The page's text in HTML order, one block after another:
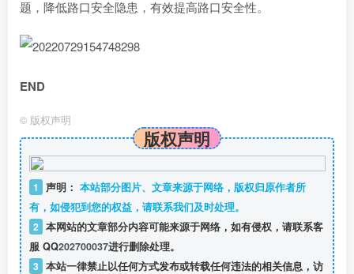
题，降低路口安全隐患，有效提高路口安全性。
END
© 版权声明
版权声明
1 声明： 本站部分图片、文章来源于网络，版权归原作者所
有，如侵犯到您的权益，请联系我们及时处理。
2 本网站的文章部分内容可能来源于网络，如有侵权，请联系客
服 QQ202700037进行删除处理。
3 本站一律禁止以任何方式发布或转载任何违法的相关信息，访